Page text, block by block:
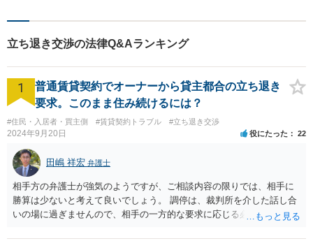
え、丁寧にサポートしてまい
立ち退き交渉の法律Q&Aランキング
1
普通賃貸契約でオーナーから貸主都合の立ち退き
要求。このまま住み続けるには？
#住民・入居者・買主側 #賃貸契約トラブル #立ち退き交渉
2024年9月20日 役にたった 22
田嶋 祥宏 弁護士
相手方の弁護士が強気のようですが、ご相談内容の限りでは、相手に
勝算は少ないと考えて良いでしょう。 調停は、裁判所を介した話し合
いの場に過ぎませんので、相手の一方的な要求に応じる必要はなく、
ても拒否して大丈夫です。納得いかない場合は調停不調で終了にして